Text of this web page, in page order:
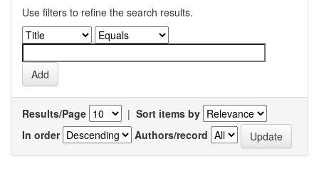
Use filters to refine the search results.
Results/Page | Sort items by
In order
Authors/record